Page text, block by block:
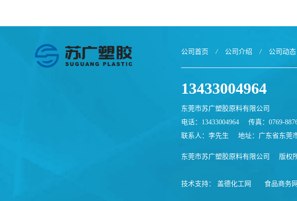
公司首页 / 公司介绍 / 公司动态
13433004964
东莞市苏广塑胶原料有限公司
电话：13433004964
传真：0769-
联系人：李先生
地址：广东省东莞
东莞市苏广塑胶原料有限公司 版权
技术支持： 盖德化工网 食品商务网